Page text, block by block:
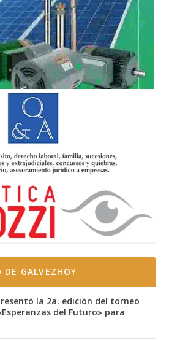
DE GALVEZHOY
la 2a. edición del torneo
del Futuro» para